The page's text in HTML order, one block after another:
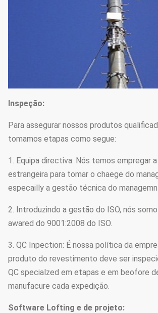
Inspeção:
Para assegurar nossos produtos
tomamos etapas como segue:
1. Equipa directiva: Nós temos empregar
estrangeira para tomar o chaege do
especailly a gestão técnica do
2. Introduzindo a gestão do ISO, nós
awared do 9001:2008 do ISO.
3. QC Inpection: É nossa política da
produto do revestimento deve ser
QC specialzed em etapas e em beofore
manufacure cada expedição.
Software Lofting e de projeto: